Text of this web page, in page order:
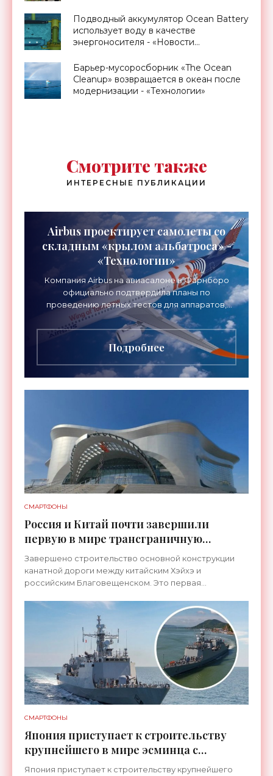
Подводный аккумулятор Ocean Battery
использует воду в качестве
энергоносителя - «Новости
Барьер-мусоросборник «The Ocean
Cleanup» возвращается в океан после
модернизации - «Технологии»
Смотрите также
ИНТЕРЕСНЫЕ ПУБЛИКАЦИИ
Airbus проектирует самолеты со
складным «крылом альбатроса» -
«Технологии»
Компания Airbus на авиасалоне в Фарнборо
официально подтвердила планы по
проведению летных тестов для аппаратов,
созданных в рамках нового проекта «Крыло
будущего». Цель разработки
Подробнее
СМАРТФОНЫ
Россия и Китай почти завершили
первую в мире трансграничную
канатную дорогу между двумя
странами - «Технологии»
Завершено строительство основной конструкции
канатной дороги между китайским Хэйхэ и
российским Благовещенском. Это первая
соединит не просто два города, а
СМАРТФОНЫ
Япония приступает к строительству
крупнейшего в мире эсминца с
системой ПРО AEGIS - «Оружие»
Япония приступает к строительству крупнейшего